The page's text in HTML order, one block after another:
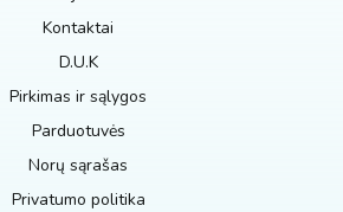
Kontaktai
D.U.K
Pirkimas ir sąlygos
Parduotuvės
Norų sąrašas
Privatumo politika